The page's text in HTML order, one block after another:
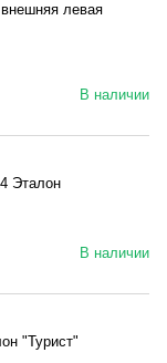
внешняя левая
В наличии
Эталон
В наличии
"Турист"